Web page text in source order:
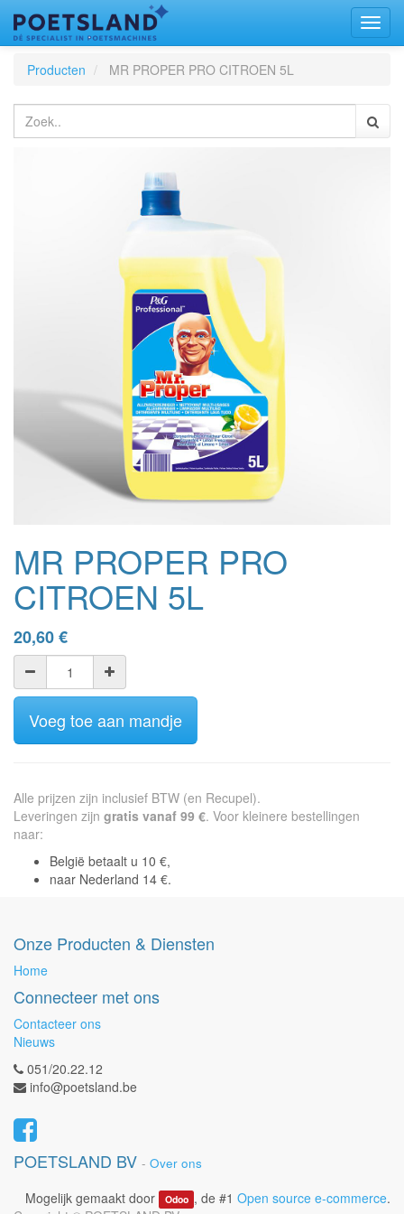
Producten
MR PROPER PRO CITROEN 5L
MR PROPER PRO
CITROEN 5L
20,60€
Voeg toe aan mandje
Alle prijzen zijn inclusief BTW (en Recupel).
Leveringen zijn gratis vanaf 99 €. Voor kleinere bestellingen
naar:
België betaalt u 10 €,
naar Nederland 14 €.
Onze Producten & Diensten
Home
Connecteer met ons
Contacteer ons
Nieuws
051/20.22.12
info@poetsland.be
POETSLAND BV - Over ons
Mogelijk gemaakt door Odoo , de #1 Open source e-commerce.